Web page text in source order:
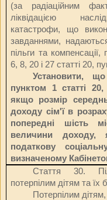
(за радіаційним
ліквідацією
катастрофи, що
завданнями,
пільги та
6, 8, 20 і 27 статті 20,
Установити, що
пунктом 1 статті
якщо розмір
доходу сім'ї в
попередні шість
величини
податкову
визначеному
Стаття 30.
потерпілим дітям та їх
Потерпілим